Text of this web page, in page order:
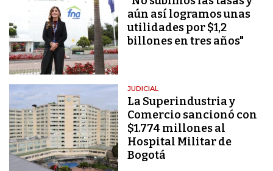
aún así logramos unas
utilidades por $1,2
billones en tres años"
JUDICIAL
La Superindustria y
Comercio sancionó con
$1.774 millones al
Hospital Militar de
Bogotá